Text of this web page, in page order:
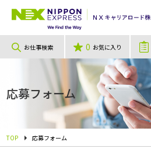
お仕事検索 0 お気に入り
応募フォーム
TOP 応募フォーム